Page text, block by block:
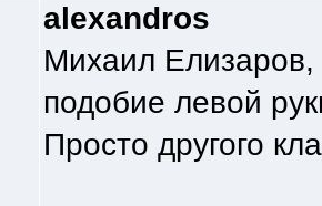
alexandros
Михаил Елизаров,
подобие левой
Просто другого